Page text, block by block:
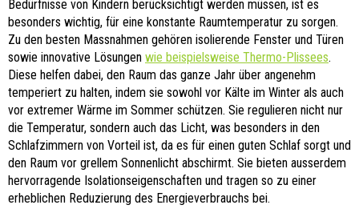
Bedürfnisse von Kindern berücksichtigt werden müssen, ist es
besonders wichtig, für eine konstante Raumtemperatur zu sorgen.
Zu den besten Massnahmen gehören isolierende Fenster und Türen
sowie innovative Lösungen wie beispielsweise Thermo-Plissees.
Diese helfen dabei, den Raum das ganze Jahr über angenehm
temperiert zu halten, indem sie sowohl vor Kälte im Winter als auch
vor extremer Wärme im Sommer schützen. Sie regulieren nicht nur
die Temperatur, sondern auch das Licht, was besonders in den
Schlafzimmern von Vorteil ist, da es für einen guten Schlaf sorgt und
den Raum vor grellem Sonnenlicht abschirmt. Sie bieten ausserdem
hervorragende Isolationseigenschaften und tragen so zu einer
erheblichen Reduzierung des Energieverbrauchs bei.